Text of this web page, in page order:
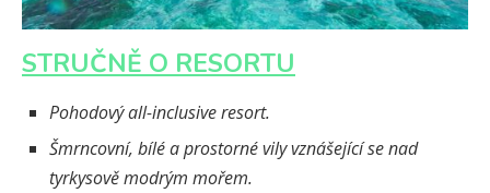
STRUČNĚ O RESORTU
Pohodový all-inclusive resort.
Šmrncovní, bílé a prostorné vily vznášející se nad
tyrkysově modrým mořem.